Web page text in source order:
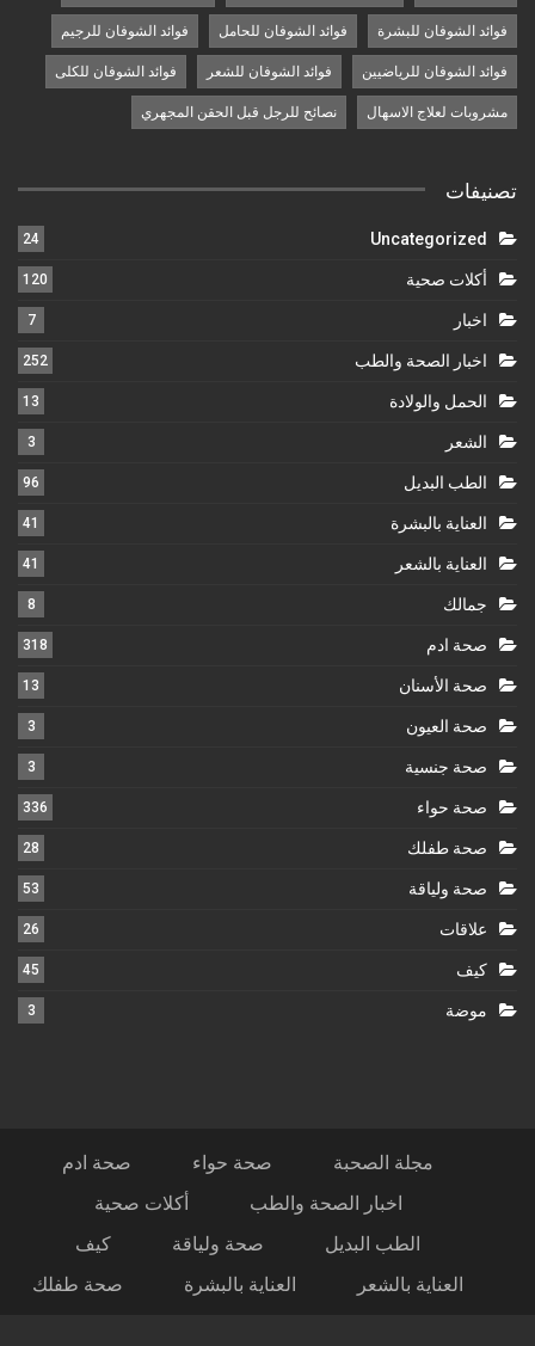
فوائد الشوفان للبشرة فوائد الشوفان للحامل فوائد الشوفان للرجيم
فوائد الشوفان للرياضيين فوائد الشوفان للشعر فوائد الشوفان للكلى
مشروبات لعلاج الاسهال نصائح للرجل قبل الحقن المجهري
تصنيفات
Uncategorized
24
أكلات صحية 120
اخبار 7
اخبار الصحة والطب 252
الحمل والولادة 13
الشعر 3
الطب البديل 96
العناية بالبشرة 41
العناية بالشعر 41
جمالك 8
صحة ادم 318
صحة الأسنان 13
صحة العيون 3
صحة جنسية 3
صحة حواء 336
صحة طفلك 28
صحة ولياقة 53
علاقات 26
كيف 45
موضة 3
مجلة الصحبة صحة حواء
صحة ادم
اخبار الصحة والطب
أكلات صحية
الطب البديل
صحة ولياقة
كيف
العناية بالشعر
العناية بالبشرة صحة طفلك